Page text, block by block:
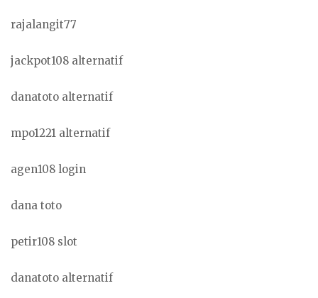
rajalangit77
jackpot108 alternatif
danatoto alternatif
mpo1221 alternatif
agen108 login
dana toto
petir108 slot
danatoto alternatif